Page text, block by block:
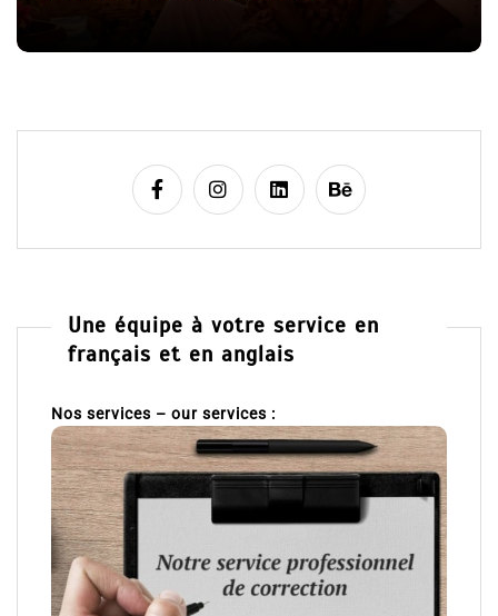
Une équipe à votre service en
français et en anglais
Nos services – our services :